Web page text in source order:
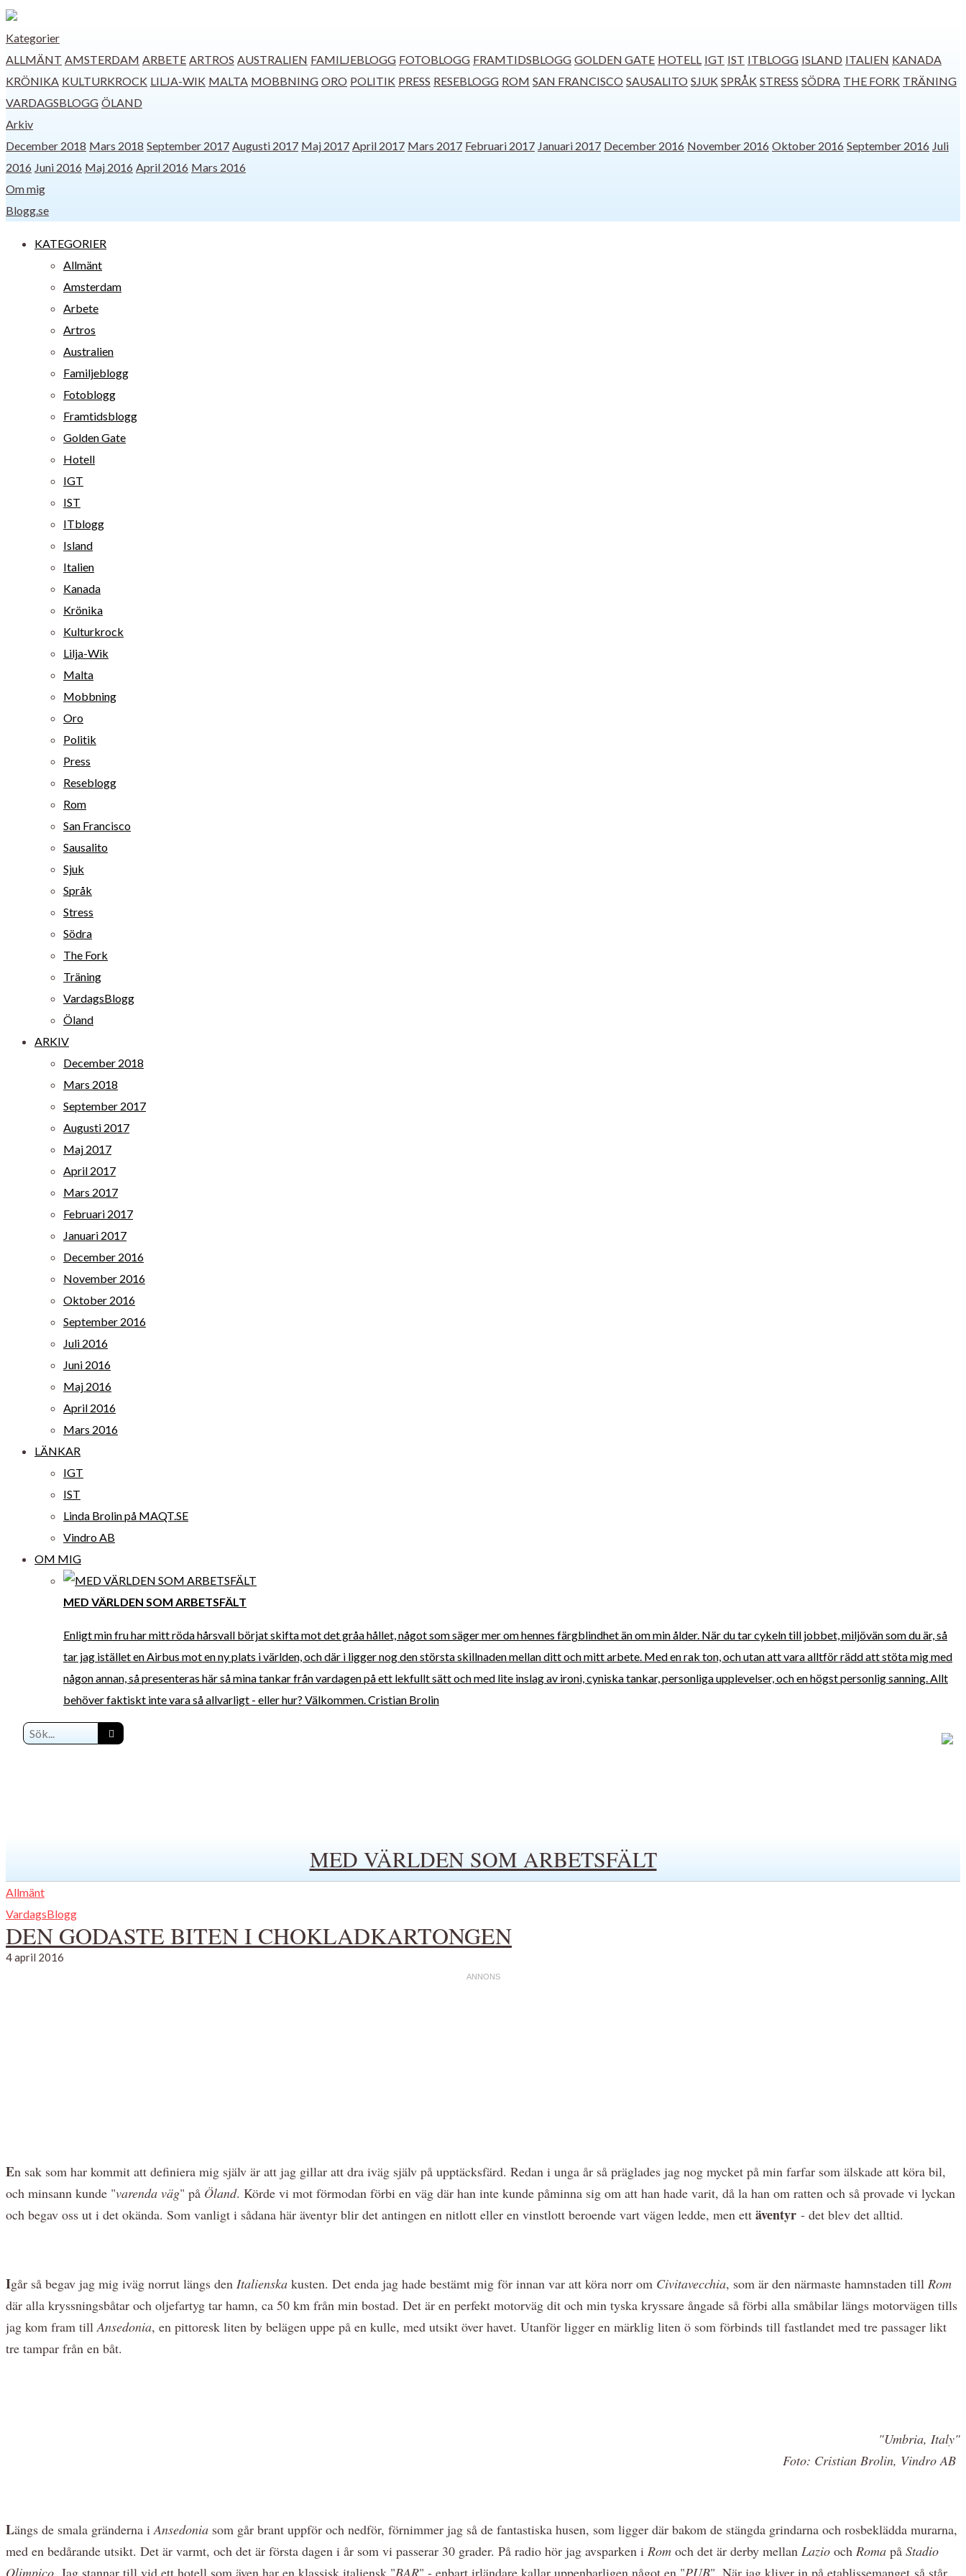
Kategorier
ALLMÄNT AMSTERDAM ARBETE ARTROS AUSTRALIEN FAMILJEBLOGG FOTOBLOGG FRAMTIDSBLOGG GOLDEN GATE HOTELL IGT IST ITBLOGG ISLAND ITALIEN KANADA
KRÖNIKA KULTURKROCK LILJA-WIK MALTA MOBBNING ORO POLITIK PRESS RESEBLOGG ROM SAN FRANCISCO SAUSALITO SJUK SPRÅK STRESS SÖDRA THE FORK TRÄNING
VARDAGSBLOGG ÖLAND
Arkiv
December 2018 Mars 2018 September 2017 Augusti 2017 Maj 2017 April 2017 Mars 2017 Februari 2017 Januari 2017 December 2016 November 2016 Oktober 2016 September 2016 Juli
2016 Juni 2016 Maj 2016 April 2016 Mars 2016
Om mig
Blogg.se
KATEGORIER
Allmänt
Amsterdam
Arbete
Artros
Australien
Familjeblogg
Fotoblogg
Framtidsblogg
Golden Gate
Hotell
IGT
IST
ITblogg
Island
Italien
Kanada
Krönika
Kulturkrock
Lilja-Wik
Malta
Mobbning
Oro
Politik
Press
Reseblogg
Rom
San Francisco
Sausalito
Sjuk
Språk
Stress
Södra
The Fork
Träning
VardagsBlogg
Öland
ARKIV
December 2018
Mars 2018
September 2017
Augusti 2017
Maj 2017
April 2017
Mars 2017
Februari 2017
Januari 2017
December 2016
November 2016
Oktober 2016
September 2016
Juli 2016
Juni 2016
Maj 2016
April 2016
Mars 2016
LÄNKAR
IGT
IST
Linda Brolin på MAQT.SE
Vindro AB
OM MIG
MED VÄRLDEN SOM ARBETSFÄLT
Enligt min fru har mitt röda hårsvall börjat skifta mot det gråa hållet, något som säger mer om hennes färgblindhet än om min ålder. När du tar cykeln till jobbet, miljövän som du är, så
tar jag istället en Airbus mot en ny plats i världen, och där i ligger nog den största skillnaden mellan ditt och mitt arbete. Med en rak ton, och utan att vara alltför rädd att stöta mig med
någon annan, så presenteras här så mina tankar från vardagen på ett lekfullt sätt och med lite inslag av ironi, cyniska tankar, personliga upplevelser, och en högst personlig sanning. Allt
behöver faktiskt inte vara så allvarligt - eller hur? Välkommen. Cristian Brolin
MED VÄRLDEN SOM ARBETSFÄLT
Allmänt
VardagsBlogg
DEN GODASTE BITEN I CHOKLADKARTONGEN
4 april 2016
En sak som har kommit att definiera mig själv är att jag gillar att dra iväg själv på upptäcksfärd. Redan i unga år så präglades jag nog mycket på min farfar som älskade att köra bil,
och minsann kunde "varenda väg" på Öland. Körde vi mot förmodan förbi en väg där han inte kunde påminna sig om att han hade varit, då la han om ratten och så provade vi lyckan
och begav oss ut i det okända. Som vanligt i sådana här äventyr blir det antingen en nitlott eller en vinstlott beroende vart vägen ledde, men ett äventyr - det blev det alltid.
Igår så begav jag mig iväg norrut längs den Italienska kusten. Det enda jag hade bestämt mig för innan var att köra norr om Civitavecchia, som är den närmaste hamnstaden till Rom
där alla kryssningsbåtar och oljefartyg tar hamn, ca 50 km från min bostad. Det är en perfekt motorväg dit och min tyska kryssare ångade så förbi alla småbilar längs motorvägen tills
jag kom fram tillAnsedonia, en pittoresk liten by belägen uppe på en kulle, med utsikt över havet. Utanför ligger en märklig liten ö som förbinds till fastlandet med tre passager likt
tre tampar från en båt.
"Umbria, Italy"
Foto: Cristian Brolin, Vindro AB
Längs de smala gränderna iAnsedonia som går brant uppför och nedför, förnimmer jag så de fantastiska husen, som ligger där bakom de stängda grindarna och rosbeklädda murarna,
med en bedårande utsikt. Det är varmt, och det är första dagen i år som vi passerar 30 grader. På radio hör jag avsparken i Rom och det är derby mellan Lazio och Roma på Stadio